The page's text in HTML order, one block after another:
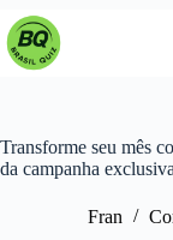
Pular
para
Transforme seu mês
da campanha
Fran